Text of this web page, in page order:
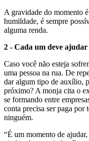
A gravidade do momento
humildade, é sempre
alguma renda.
2 - Cada um deve ajudar
Caso você não esteja
uma pessoa na rua. De
dar algum tipo de auxílio,
próximo? A monja cita o
se formando entre
conta precisa ser paga por
ninguém.
“É um momento de